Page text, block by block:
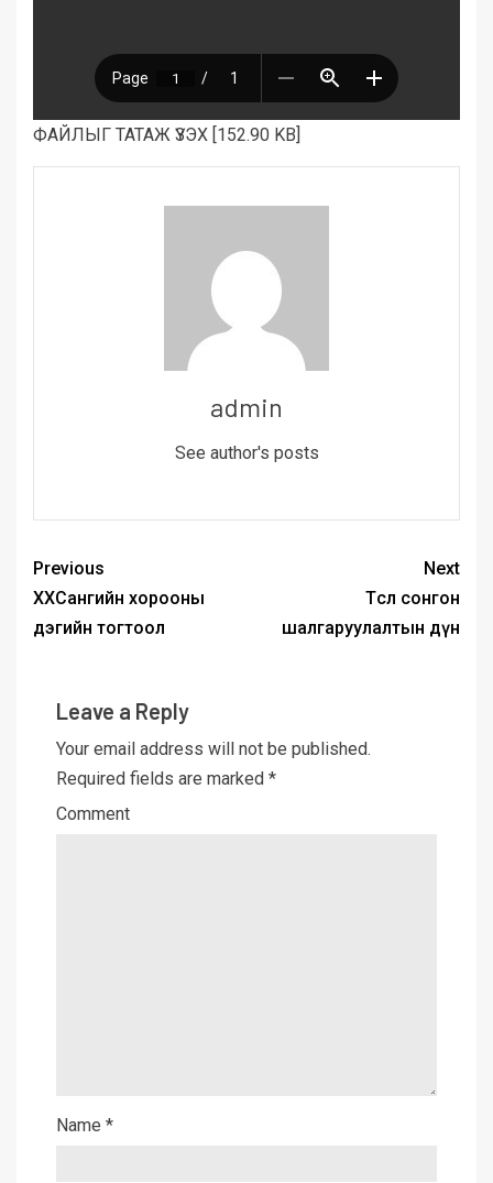
ФАЙЛЫГ ТАТАЖ ҮЗЭХ [152.90 KB]
admin
See author's posts
Previous
ХХСангийн хорооны
дэгийн тогтоол
Next
Төсөл сонгон
шалгаруулалтын дүн
Leave a Reply
Your email address will not be published.
Required fields are marked *
Comment
Name *